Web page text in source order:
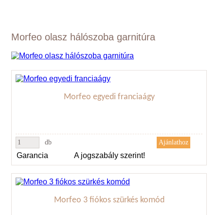
Morfeo olasz hálószoba garnitúra
Morfeo egyedi franciaágy
db
Garancia A jogszabály szerint!
Morfeo 3 fiókos szürkés komód